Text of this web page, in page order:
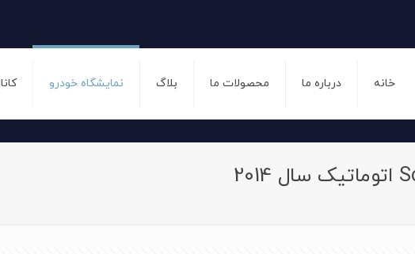
خانه درباره ما محصولات ما بلاگ نمایشگاه خودرو